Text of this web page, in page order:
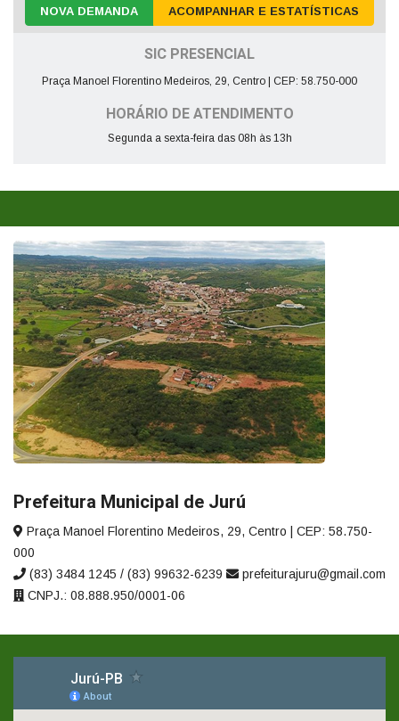
NOVA DEMANDA ACOMPANHAR E ESTATÍSTICAS
SIC PRESENCIAL
Praça Manoel Florentino Medeiros, 29, Centro | CEP: 58.750-000
HORÁRIO DE ATENDIMENTO
Segunda a sexta-feira das 08h às 13h
Prefeitura Municipal de Jurú
Praça Manoel Florentino Medeiros, 29, Centro | CEP: 58.750-
000
(83) 3484 1245 / (83) 99632-6239
prefeiturajuru@gmail.com
CNPJ.: 08.888.950/0001-06